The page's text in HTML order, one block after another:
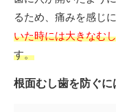
るため、痛みを感じ
いた時には大きなむ
す。
根面むし歯を防ぐに